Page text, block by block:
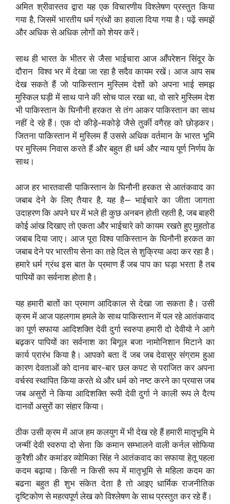
अमित श्रीवास्तव द्वारा यह एक विचारणीय विश्लेषण प्रस्तुत किया
गया है, जिसमें भारतीय धर्म ग्रंथों का हवाला दिया गया है। पढ़ें समझें
और अधिक से अधिक लोगों को शेयर करें।
साथ ही भारत के भीतर से जैसा भाईचारा आज आँपरेशन सिंदूर के
दौरान विश्व भर में देखा जा रहा है सदैव कायम रखें। आज आप सब
देख सकते हैं जो पाकिस्तान मुस्लिम देशों को अपना भाई समझ
मुस्किल घड़ी में साथ पाने की सोच पाल रखा था, वो सारे मुस्लिम देश
भी पाकिस्तान के घिनौनी हरकत से तंग आकर पाकिस्तान का साथ
नहीं दे रहे हैं। एक दो कीड़े-मकोड़े जैसे तुर्की वगैरह को छोड़कर।
जितना पाकिस्तान में मुस्लिम हैं उससे अधिक वर्तमान के भारत भूमि
पर मुस्लिम निवास करते हैं और बहुत ही धर्म और न्याय पूर्ण निर्णय के
साथ।
आज हर भारतवासी पाकिस्तान के घिनौनी हरकत से आतंकवाद का
जबाब देने के लिए तैयार है, यह है— भाईचारे का जीता जागता
उदाहरण कि अपने घर में भले ही कुछ अनबन होती रहती है, जब बाहरी
कोई आंख दिखाए तो एकता और भाईचारे को कायम रखते हुए मुहतोड
जबाब दिया जाए। आज पूरा विश्व पाकिस्तान के घिनौनी हरकत का
जबाब देने पर भारतीय सेना का तहे दिल से शुक्रिया अदा कर रहा है।
हमारे धर्म ग्रंथ इस बात के प्रमाण हैं जब पाप का घड़ा भरता है तब
पापियों का सर्वनाश होता है।
यह हमारी बातों का प्रमाण आदिकाल से देखा जा सकता है। उसी
क्रम में आज पहलगाम हमले के साथ पाकिस्तान में पल रहे आतंकवाद
का पूर्ण सफाया आदिशक्ति देवी दुर्गा स्वरुपा हमारी दो देवीयो ने आगे
बढ़कर पापियों का सर्वनाश का बिगूल बजा नामोनिशान मिटाने का
कार्य प्रारंभ किया है। आपको बता दें जब जब देवासुर संग्राम हुआ
कारण देवताओं को दानव बार-बार छल कपट से पराजित कर अपना
वर्चस्व स्थापित किया करते थे और धर्म को नष्ट करने का प्रयास जब
जब असुरों ने किया आदिशक्ति रूपी देवी दुर्गा ने काली रूप ले दैत्य
दानवों असुरों का संहार किया।
ठीक उसी क्रम में आज हम कलयुग में भी देख रहे हैं हमारी मातृभूमि मे
जन्मीं देवी स्वरुपा दो सेना कि कमान सम्भालने वाली कर्नल सोफिया
कुरैशी और कमांडर व्योमिका सिंह ने आतंकवाद का सफाया हेतू पहला
कदम बढ़ाया। किसी न किसी रूप में मातृभूमि से महिला कदम का
बढना बहुत ही शुभ संकेत देता है तो आइए धार्मिक राजनीतिक
दृष्टिकोण से महत्वपूर्ण लेख को विश्लेषण के साथ प्रस्तुत कर रहे हैं।